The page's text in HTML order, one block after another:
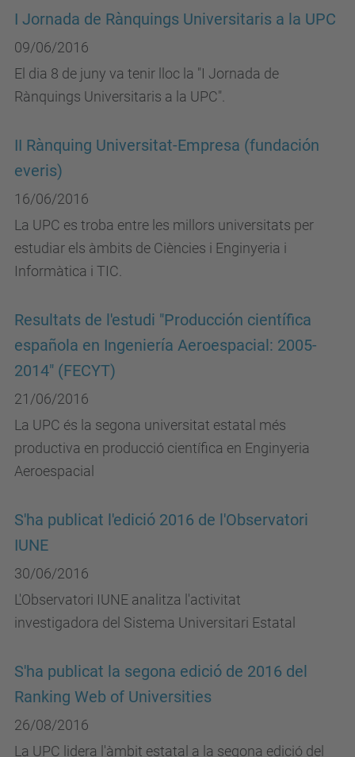
I Jornada de Rànquings Universitaris a la UPC
09/06/2016
El dia 8 de juny va tenir lloc la "I Jornada de
Rànquings Universitaris a la UPC".
II Rànquing Universitat-Empresa (fundación
everis)
16/06/2016
La UPC es troba entre les millors universitats per
estudiar els àmbits de Ciències i Enginyeria i
Informàtica i TIC.
Resultats de l'estudi "Producción científica
española en Ingeniería Aeroespacial: 2005-
2014" (FECYT)
21/06/2016
La UPC és la segona universitat estatal més
productiva en producció científica en Enginyeria
Aeroespacial
S'ha publicat l'edició 2016 de l'Observatori
IUNE
30/06/2016
L'Observatori IUNE analitza l'activitat
investigadora del Sistema Universitari Estatal
S'ha publicat la segona edició de 2016 del
Ranking Web of Universities
26/08/2016
La UPC lidera l'àmbit estatal a la segona edició del